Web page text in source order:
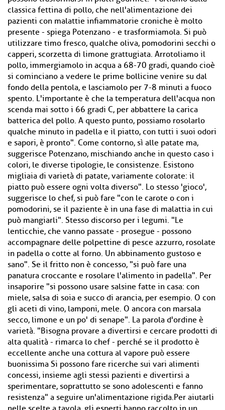
classica fettina di pollo, che nell'alimentazione dei
pazienti con malattie infiammatorie croniche è molto
presente - spiega Potenzano - e trasformiamola. Si può
utilizzare timo fresco, qualche oliva, pomodorini secchi o
capperi, scorzetta di limone grattugiata. Arrotoliamo il
pollo, immergiamolo in acqua a 68-70 gradi, quando cioè
si cominciano a vedere le prime bollicine venire su dal
fondo della pentola, e lasciamolo per 7-8 minuti a fuoco
spento. L'importante è che la temperatura dell'acqua non
scenda mai sotto i 66 gradi C, per abbattere la carica
batterica del pollo. A questo punto, possiamo rosolarlo
qualche minuto in padella e il piatto, con tutti i suoi odori
e sapori, è pronto". Come contorno, sì alle patate ma,
suggerisce Potenzano, mischiando anche in questo caso i
colori, le diverse tipologie, le consistenze. Esistono
migliaia di varietà di patate, variamente colorate: il
piatto può essere ogni volta diverso". Lo stesso 'gioco',
suggerisce lo chef, si può fare "con le carote o con i
pomodorini, se il paziente è in una fase di malattia in cui
può mangiarli". Stesso discorso per i legumi. "Le
lenticchie, che vanno passate - prosegue - possono
accompagnare delle polpettine di pesce azzurro, rosolate
in padella o cotte al forno. Un abbinamento gustoso e
sano". Se il fritto non è concesso, "si può fare una
panatura croccante e rosolare l'alimento in padella". Per
insaporire "si possono usare salsine fatte in casa: con
miele, salsa di soia e succo di arancia, per esempio. O con
gli aceti di vino, lamponi, mele. O ancora con marsala
secco, limone e un po' di senape". La parola d'ordine è
varietà. "Bisogna provare a divertirsi e cercare prodotti di
alta qualità - rimarca lo chef - perché se il prodotto è
eccellente anche una cottura al vapore può essere
buonissima Si possono fare ricerche sui vari alimenti
concessi, insieme agli stessi pazienti e divertirsi a
sperimentare, soprattutto se sono adolescenti e fanno
resistenza" a seguire un'alimentazione rigida.Per aiutarli